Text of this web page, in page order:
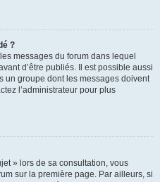
?
messages du forum dans lequel
d’être publiés. Il est possible aussi
un groupe dont les messages doivent
l’administrateur pour plus
» lors de sa consultation, vous
sur la première page. Par ailleurs, si